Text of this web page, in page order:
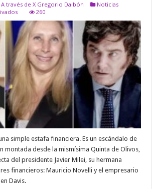
A través de X Gregorio Dalbón
Noticias
en
GREGORIO
DALBÓN
:
»SOLICITAMOS
INDAGATORIA
DETENCIÓN
ESTÁN
TOMANDO
EL
PELO
AL
FISCAL
Y
LA
JUEZA.
TODO
A
LA
VISTA.»
260
simple estafa financiera. Es un escándalo de
montada desde la mismísima Quinta de Olivos,
del presidente Javier Milei, su hermana
financieros: Mauricio Novelli y el empresario
Davis.